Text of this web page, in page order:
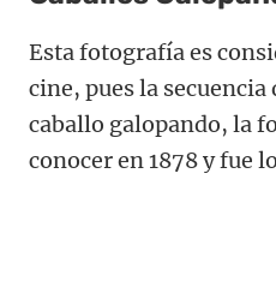
Esta fotografía es
cine, pues la
caballo galopando, la
conocer en 1878 y fue